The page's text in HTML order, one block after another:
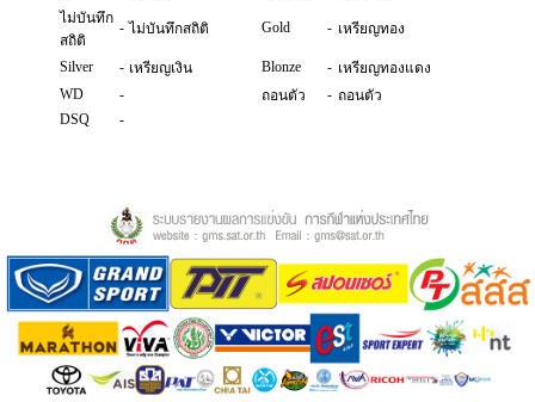
ไม่บันทึก
สถิติ
- ไม่บันทึกสถิติ Gold - เหรียญทอง
Silver - เหรียญเงิน Blonze - เหรียญทองแดง
WD
- ถอนตัว - ถอนตัว
DSQ
-